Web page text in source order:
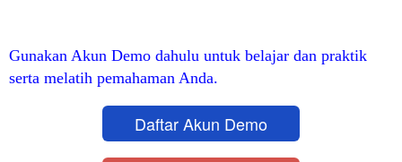
Gunakan Akun Demo dahulu untuk belajar dan praktik
serta melatih pemahaman Anda.
Daftar Akun Demo